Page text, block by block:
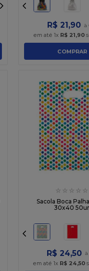
R$ 21,90
em até 1x R$ 21,90
COMPRAR
☆ ☆ ☆ ☆ ☆
Sacola Boca
30x40
R$ 24,50
em até 1x R$ 24,50